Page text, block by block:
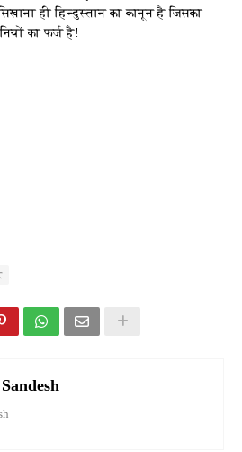
ही हिन्दुस्तान का कानून है जिसका
का फर्ज है!